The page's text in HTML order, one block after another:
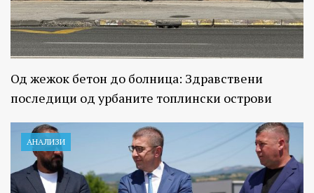
Од жежок бетон до болница: Здравствени
последици од урбаните топлински острови
АНАЛИЗИ